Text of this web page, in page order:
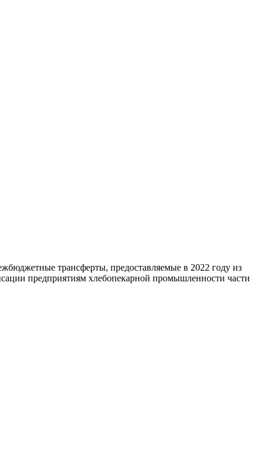
трансферты, предоставляемые в 2022 году из
предприятиям хлебопекарной промышленности части